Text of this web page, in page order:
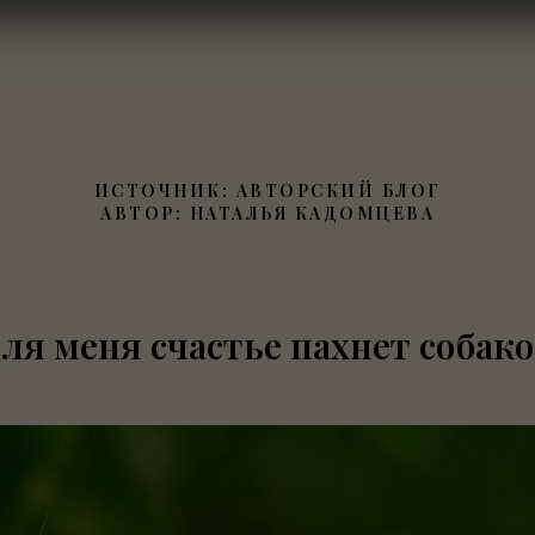
ИСТОЧНИК: АВТОРСКИЙ БЛОГ
АВТОР: НАТАЛЬЯ КАДОМЦЕВА
меня счастье пахнет